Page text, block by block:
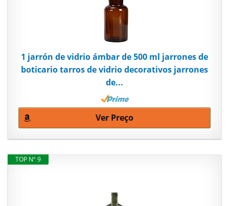
1 jarrón de vidrio ámbar de 500 ml jarrones de
boticario tarros de vidrio decorativos jarrones
de...
Ver Preço
TOP Nº 9